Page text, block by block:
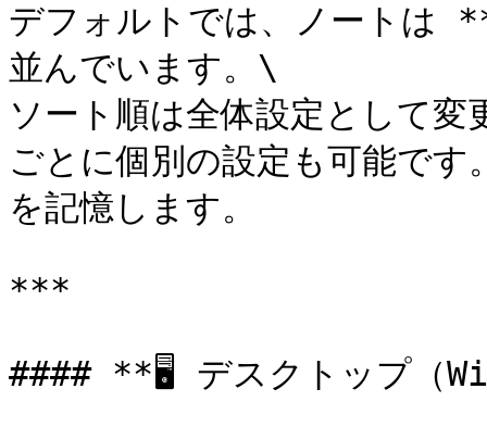
デフォルトでは、ノートは
並んでいます。\
ソート順は全体設定として
ごとに個別の設定も可能で
を記憶します。
***
#### **🖥 デスクトップ（